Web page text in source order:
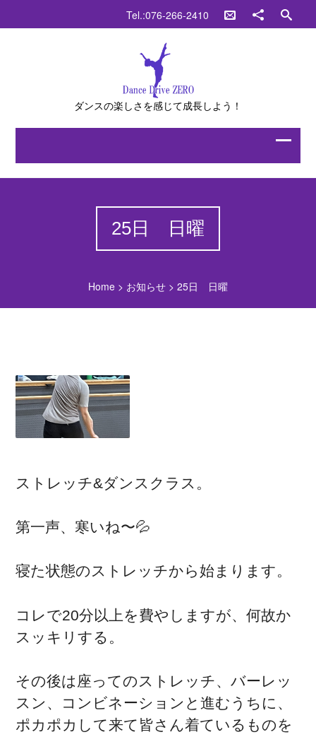
Tel.:076-266-2410
ダンスの楽しさを感じて成長しよう！
25日 日曜
Home> お知らせ> 25日 日曜
ストレッチ&ダンスクラス。
第一声、寒いね〜💦
寝た状態のストレッチから始まります。
コレで20分以上を費やしますが、何故か
スッキリする。
その後は座ってのストレッチ、バーレッ
スン、コンビネーションと進むうちに、
ポカポカして来て皆さん着ているものを